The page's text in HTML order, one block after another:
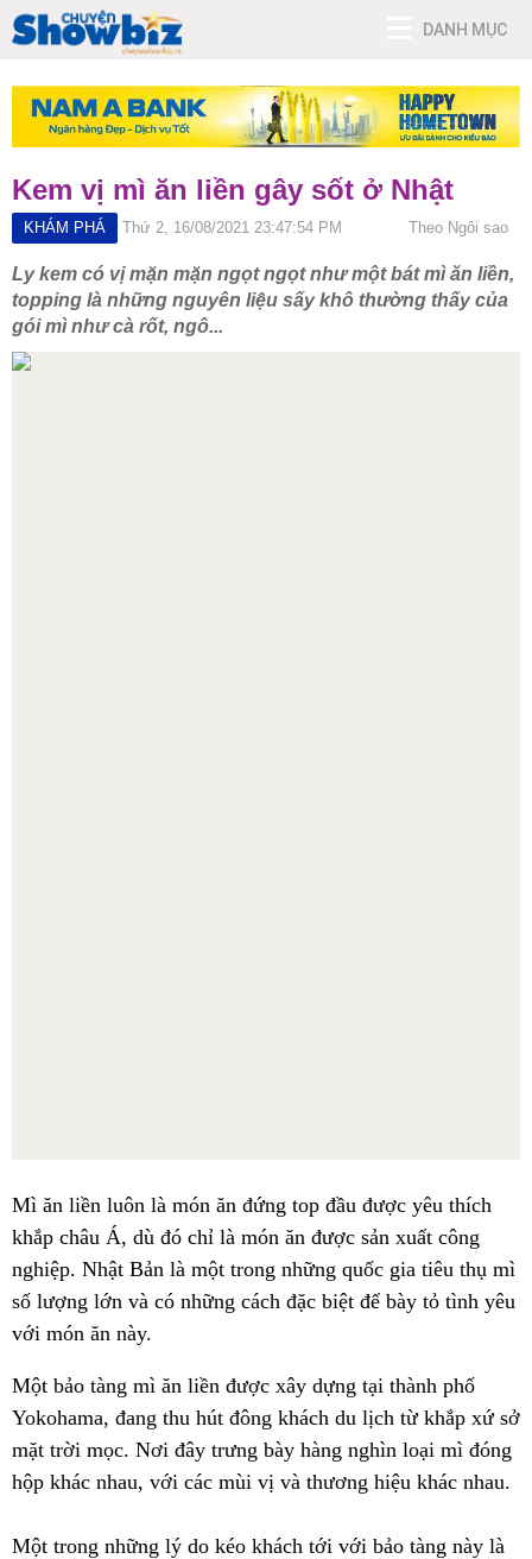
DANH MỤC
Kem vị mì ăn liền gây sốt ở Nhật
KHÁM PHÁ Thứ 2, 16/08/2021 23:47:54 PM Theo Ngôi sao
Ly kem có vị mặn mặn ngọt ngọt như một bát mì ăn liền,
topping là những nguyên liệu sấy khô thường thấy của
gói mì như cà rốt, ngô...
Mì ăn liền luôn là món ăn đứng top đầu được yêu thích
khắp châu Á, dù đó chỉ là món ăn được sản xuất công
nghiệp. Nhật Bản là một trong những quốc gia tiêu thụ mì
số lượng lớn và có những cách đặc biệt để bày tỏ tình yêu
với món ăn này.
Một bảo tàng mì ăn liền được xây dựng tại thành phố
Yokohama, đang thu hút đông khách du lịch từ khắp xứ sở
mặt trời mọc. Nơi đây trưng bày hàng nghìn loại mì đóng
hộp khác nhau, với các mùi vị và thương hiệu khác nhau.
Một trong những lý do kéo khách tới với bảo tàng này là